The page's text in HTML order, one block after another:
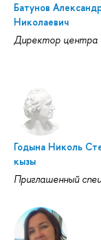
Батунов
Николаевич
Директор центра
Годына Николь
кызы
Приглашенный